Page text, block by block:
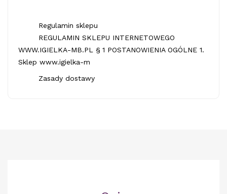
Regulamin sklepu
REGULAMIN SKLEPU INTERNETOWEGO
WWW.IGIELKA-MB.PL § 1 POSTANOWIENIA OGÓLNE 1.
Sklep www.igielka-m
Zasady dostawy